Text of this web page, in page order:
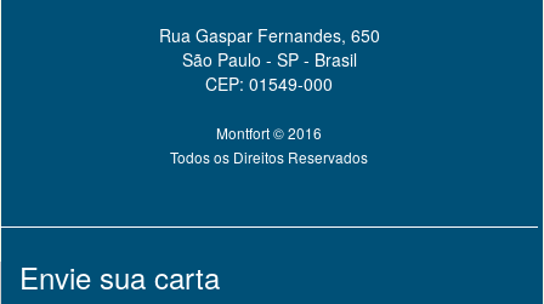
Rua Gaspar Fernandes, 650
São Paulo - SP - Brasil
CEP: 01549-000
Montfort © 2016
Todos os Direitos Reservados
Envie sua carta